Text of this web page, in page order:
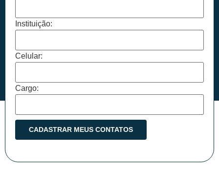
Instituição:
Celular:
Cargo: